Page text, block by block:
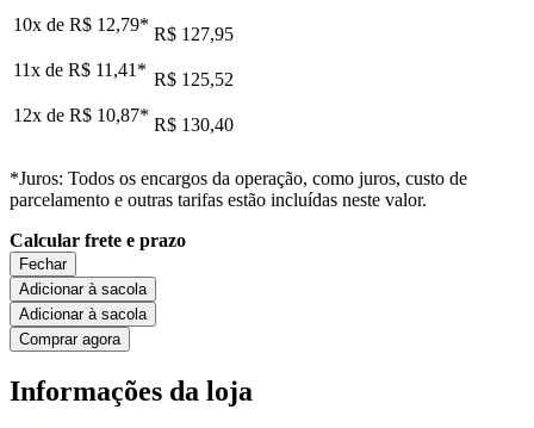
10x de R$ 12,79* R$ 127,95
11x de R$ 11,41 * R$ 125,52
12x de R$ 10,87* R$ 130,40
*Juros: Todos os encargos da operação, como juros, custo de
parcelamento e outras tarifas estão incluídas neste valor.
Calcular frete e prazo
Fechar
Adicionar à sacola
Adicionar à sacola
Comprar agora
Informações da loja